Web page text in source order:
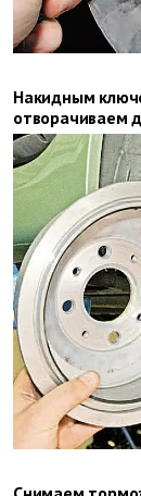
Накидным
отво­рачиваем